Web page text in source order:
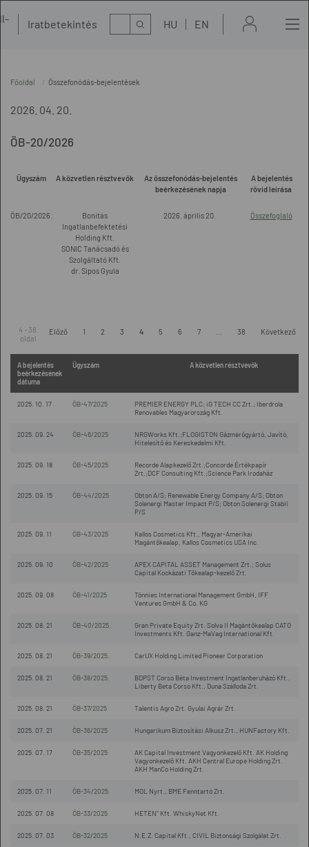
Iratbetekintés Kereső HU EN
Főoldal Összefonódás-bejelentések
2026. 04. 20.
ÖB-20/2026
Ügyszám A közvetlen résztvevők
Az összefonódás-bejelentés
beérkezésének napja
A bejelentés
rövid leírása
ÖB/20/2026.
Bonitás
Ingatlanbefektetési
Holding Kft.
SONIC Tanácsadó és
Szolgáltató Kft.
dr. Sipos Gyula
2026. április 20. Összefoglaló
4 - 38.
oldal
Előző 1 2 3 4 5 6 7 38 Következő
A bejelentés
beérkezésének
dátuma
Ügyszám A közvetlen résztvevők
2025. 10. 17 ÖB-47/2025
PREMIER ENERGY PLC; iG TECH CC Zrt.; Iberdrola
Renovables Magyarország Kft.
2025. 09. 24 ÖB-46/2025
NRGWorks Kft.;FLOGISTON Gázmérőgyártó, Javító,
Hitelesítő és Kereskedelmi Kft.
2025. 09. 18 ÖB-45/2025
Recorde Alapkezelő Zrt.;Concorde Értékpapír
Zrt.;DCF Consulting Kft.;Science Park Irodaház
2025. 09. 15 ÖB-44/2025
Obton A/S; Renewable Energy Company A/S; Obton
Solenergi Master Impact P/S; Obton Solenergi Stabil
P/S
2025. 09. 11 ÖB-43/2025
Kallos Cosmetics Kft., Magyar-Amerikai
Magántőkealap, Kallos Cosmetics USA Inc.
2025. 09. 10 ÖB-42/2025
APEX CAPITAL ASSET Management Zrt.; Solus
Capital Kockázati Tőkealap-kezelő Zrt.
2025. 09. 08 ÖB-41/2025
Tönnies International Management GmbH, IFF
Ventures GmbH & Co. KG
2025. 08. 21 ÖB-40/2025.
Gran Private Equity Zrt. Solva II Magántőkealap CATO
Investments Kft. Ganz-MaVag International Kft.
2025. 08. 21 ÖB-39/2025. CarUX Holding Limited Pioneer Corporation
2025. 08. 21 ÖB-38/2025.
BDPST Corso Béta Investment Ingatlanberuházó Kft.,
Liberty Beta Corso Kft., Duna Szálloda Zrt.
2025. 08. 21 ÖB-37/2025 Talentis Agro Zrt. Gyulai Agrár Zrt.
2025. 07. 21 ÖB-36/2025 Hungarikum Biztosítási Alkusz Zrt., HUNFactory Kft.
2025. 07. 17 ÖB-35/2025
AK Capital Investment Vagyonkezelő Kft. AK Holding
Vagyonkezelő Kft. AKH Central Europe Holding Zrt.
AKH ManCo Holding Zrt.
2025. 07. 11 ÖB-34/2025 MOL Nyrt., BME Fenntartó Zrt.
2025. 07. 08 ÖB-33/2025 HETEN” Kft. WhiskyNet Kft.
2025. 07. 03 ÖB-32/2025 N.E.Z. Capital Kft., CIVIL Biztonsági Szolgálat Zrt.